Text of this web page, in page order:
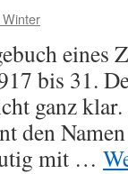
eines
bis 31.
ganz
den
mit …